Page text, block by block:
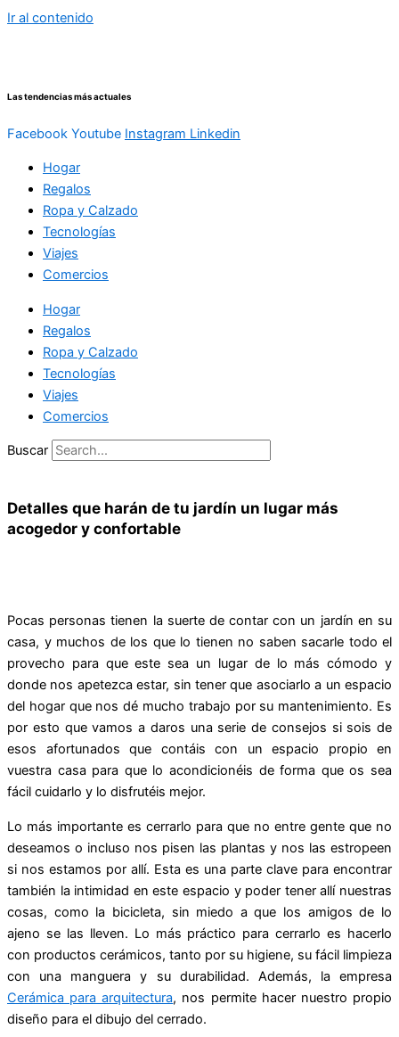
Ir al contenido
Las tendencias más actuales
Facebook Youtube Instagram Linkedin
Hogar
Regalos
Ropa y Calzado
Tecnologías
Viajes
Comercios
Hogar
Regalos
Ropa y Calzado
Tecnologías
Viajes
Comercios
Buscar
Detalles que harán de tu jardín un lugar más
acogedor y confortable
Pocas personas tienen la suerte de contar con un jardín en su
casa, y muchos de los que lo tienen no saben sacarle todo el
provecho para que este sea un lugar de lo más cómodo y
donde nos apetezca estar, sin tener que asociarlo a un espacio
del hogar que nos dé mucho trabajo por su mantenimiento. Es
por esto que vamos a daros una serie de consejos si sois de
esos afortunados que contáis con un espacio propio en
vuestra casa para que lo acondicionéis de forma que os sea
fácil cuidarlo y lo disfrutéis mejor.
Lo más importante es cerrarlo para que no entre gente que no
deseamos o incluso nos pisen las plantas y nos las estropeen
si nos estamos por allí. Esta es una parte clave para encontrar
también la intimidad en este espacio y poder tener allí nuestras
cosas, como la bicicleta, sin miedo a que los amigos de lo
ajeno se las lleven. Lo más práctico para cerrarlo es hacerlo
con productos cerámicos, tanto por su higiene, su fácil limpieza
con una manguera y su durabilidad. Además, la empresa
Cerámica para arquitectura, nos permite hacer nuestro propio
diseño para el dibujo del cerrado.